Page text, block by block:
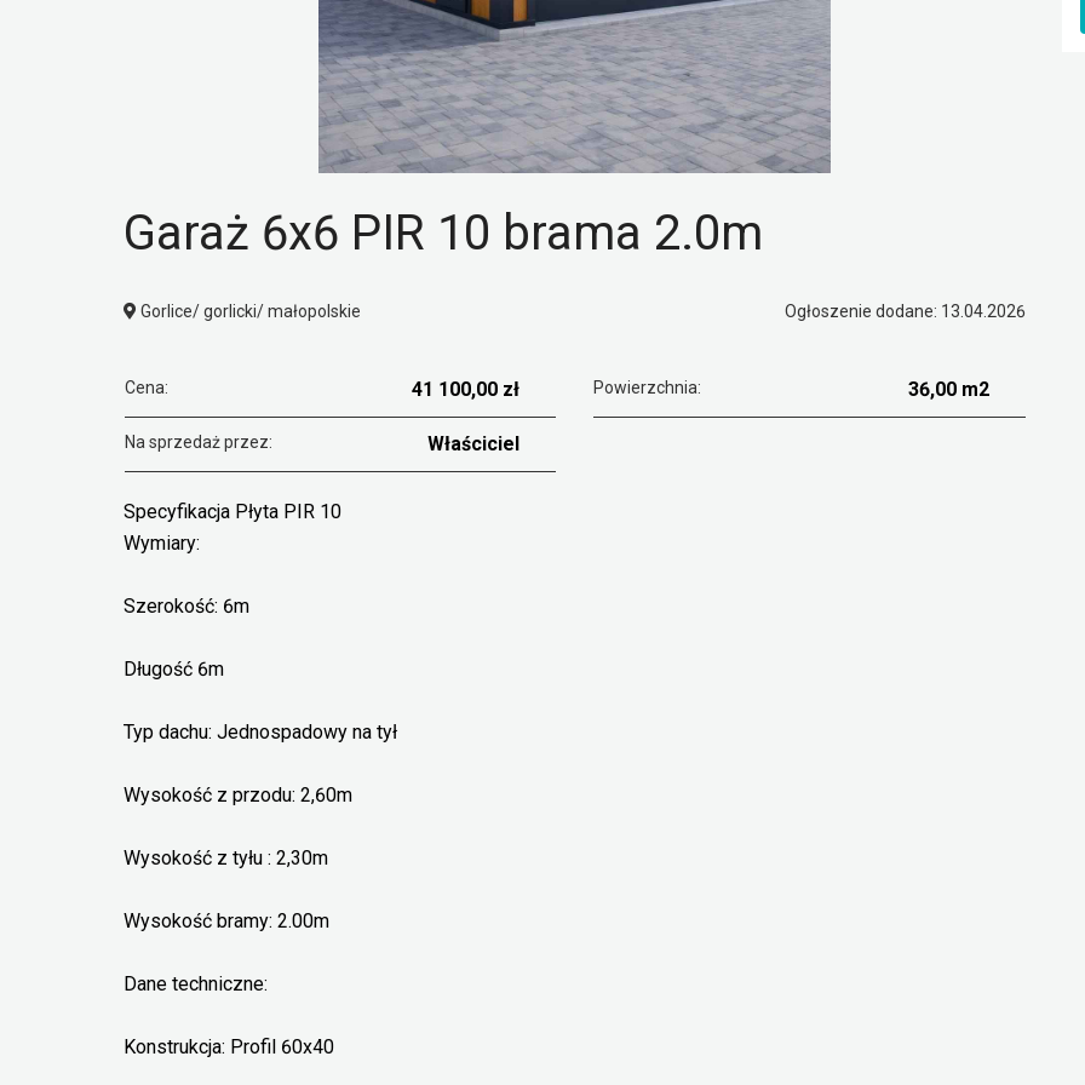
Garaż 6x6 PIR 10 brama 2.0m
Gorlice/ gorlicki/ małopolskie Ogłoszenie dodane: 13.04.2026
Cena: 41 100,00 zł Powierzchnia: 36,00 m2
Na sprzedaż przez: Właściciel
Specyfikacja Płyta PIR 10
Wymiary:
Szerokość: 6m
Długość 6m
Typ dachu: Jednospadowy na tył
Wysokość z przodu: 2,60m
Wysokość z tyłu : 2,30m
Wysokość bramy: 2.00m
Dane techniczne:
Konstrukcja: Profil 60x40